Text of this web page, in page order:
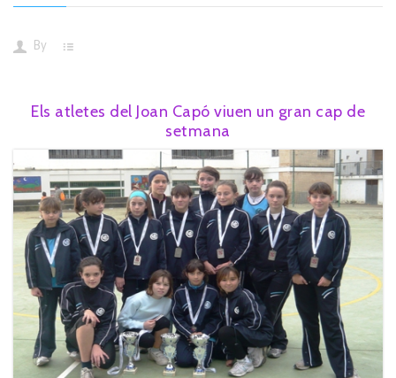
By
Els atletes del Joan Capó viuen un gran cap de
setmana